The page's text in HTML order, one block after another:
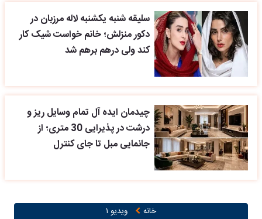
سلیقه شنبه یکشنبه لاله مرزبان در
دکور منزلش؛ خانم خواست شیک کار
کند ولی درهم برهم شد
چیدمان ایده آل تمام وسایل ریز و
درشت در پذیرایی 30 متری؛ از
جانمایی مبل تا جای کنترل
خانه
ویدیو ۱